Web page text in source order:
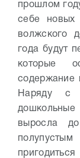
прошлом
себе новых
волжского
года будут
которые
содержание
Наряду с
выросла